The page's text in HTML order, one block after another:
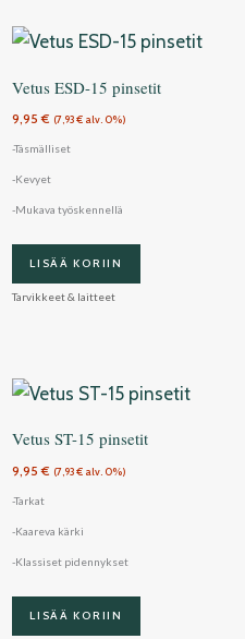
Vetus ESD-15 pinsetit
9,95€ (7,93€ alv. 0%)
-Täsmälliset
-Kevyet
-Mukava työskennellä
LISÄÄ KORIIN
Tarvikkeet & laitteet
Vetus ST-15 pinsetit
9,95€ (7,93€ alv. 0%)
-Tarkat
-Kaareva kärki
-Klassiset pidennykset
LISÄÄ KORIIN